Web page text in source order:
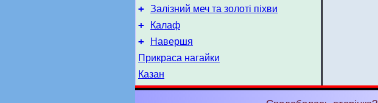
+ Залізний меч та золоті піхви
+ Калаф
+
Навершя
Прикраса нагайки
Казан